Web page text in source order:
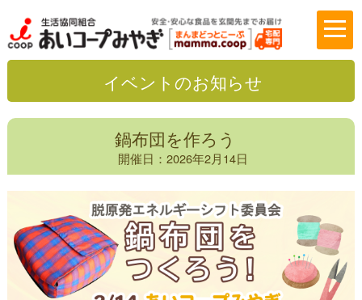
イベントのお知らせ
鍋布団を作ろう
開催日：2026年2月14日